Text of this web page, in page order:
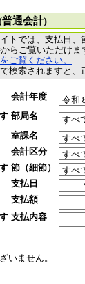
通会計)
トでは、支払日
らご覧いただけ
ご覧ください。
検索されますと
会計年度
部局名
室課名
会計区分
節（細節）
支払日
支払額
支払内容
いません。